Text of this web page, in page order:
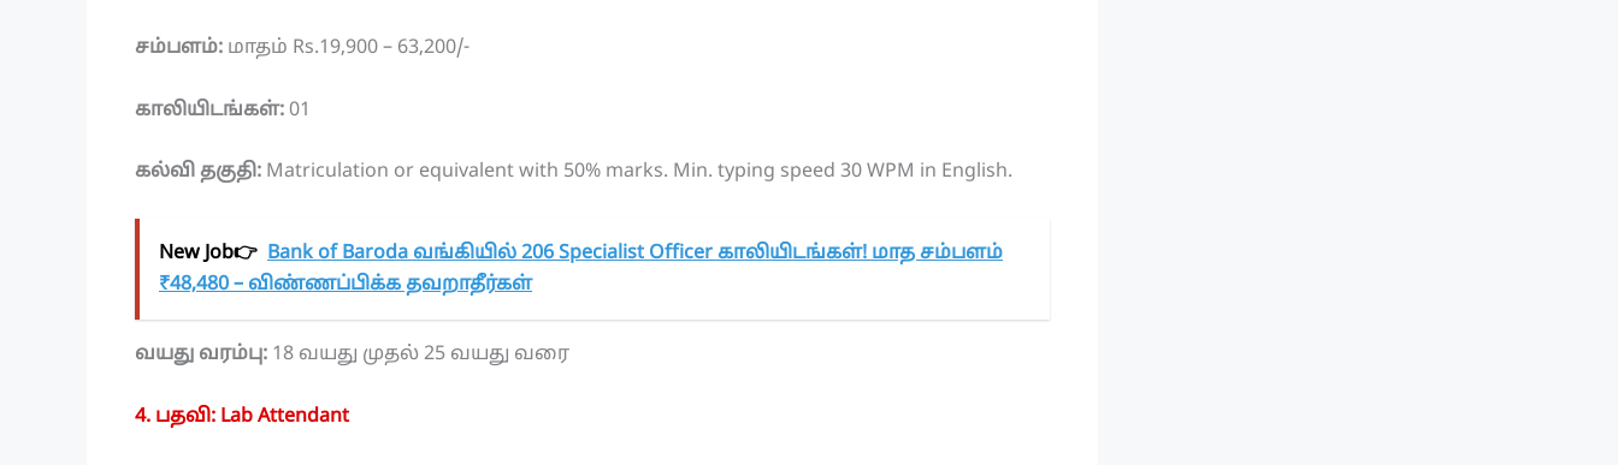
சம்பளம்: மாதம் Rs.19,900 – 63,200/-
காலியிடங்கள்: 01
கல்வி தகுதி: Matriculation or equivalent with 50% marks. Min. typing speed 30 WPM in English.
New Job👉 Bank of Baroda வங்கியில் 206 Specialist Officer காலியிடங்கள்! மாத சம்பளம்
₹48,480 – விண்ணப்பிக்க தவறாதீர்கள்
வயது வரம்பு: 18 வயது முதல் 25 வயது வரை
4. பதவி: Lab Attendant